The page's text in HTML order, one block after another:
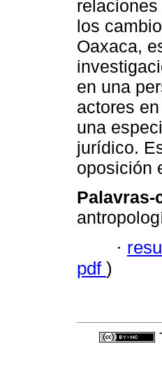
los
Oaxaca,
en una
actores
una
jurídico.
oposición
Palavras-
·
pdf )